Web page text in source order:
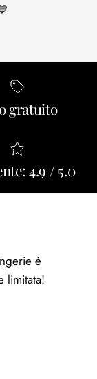
gratuito
4.9 / 5.0
è
limitata!